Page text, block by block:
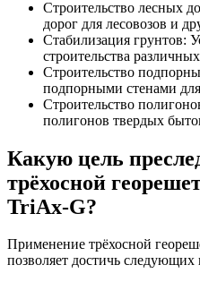
Строительство лесных
дорог для лесовозов и
Стабилизация грунтов:
строительства
Строительство
подпорными стенами
Строительство
полигонов твердых
Какую цель
трёхосной
TriAx-G?
Применение трёхосной
позволяет достичь